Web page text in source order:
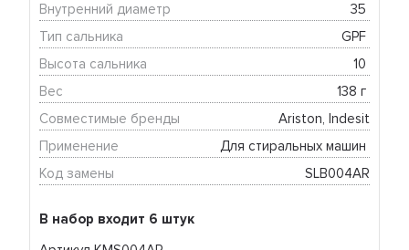
В набор входит 6 штук
Внутренний диаметр
35
Тип сальника
GPF
Высота сальника
10
Вес
138 г
Совместимые бренды
Ariston, Indesit
Применение
Для стиральных машин
Код замены
SLB004AR